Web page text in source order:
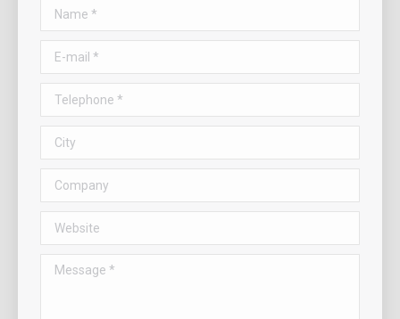
Name *
E-mail *
Telephone *
City
Company
Website
Message *